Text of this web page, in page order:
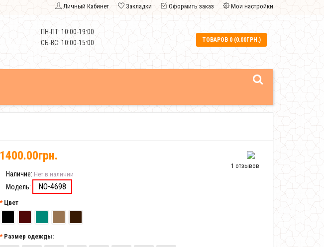
Личный Кабинет Закладки Оформить заказ Мои настройки
ПН-ПТ: 10:00-19:00
СБ-ВС: 10:00-15:00
ТОВАРОВ 0 (0.00ГРН.)
1 отзывов
1400.00грн.
Наличие: Нет в наличии
Модель: NO-4698
Цвет
Размер одежды: